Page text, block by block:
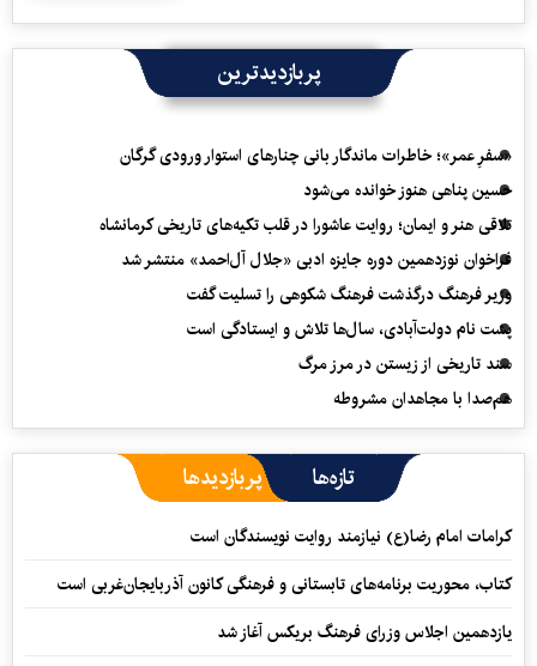
پربازدیدترین
«سفرِ عمر»؛ خاطرات ماندگار بانی چنارهای استوار ورودی گرگان
حسین پناهی هنوز خوانده می‌شود
تلاقی هنر و ایمان؛ روایت عاشورا در قلب تکیه‌های تاریخی کرمانشاه
فراخوان نوزدهمین دوره جایزه ادبی «جلال آل‌احمد» منتشر شد
وزیر فرهنگ درگذشت فرهنگ شکوهی را تسلیت گفت
پشت نام دولت‌آبادی، سال‌ها تلاش و ایستادگی است
سند تاریخی از زیستن در مرز مرگ
هم‌صدا با مجاهدان مشروطه
تازه‌ها پربازدیدها
کرامات امام رضا(ع) نیازمند روایت نویسندگان است
کتاب، محوریت برنامه‌های تابستانی و فرهنگی کانون آذربایجان‌غربی است
یازدهمین اجلاس وزرای فرهنگ بریکس آغاز شد